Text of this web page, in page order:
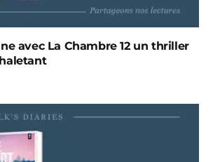
avec La Chambre 12 un thriller